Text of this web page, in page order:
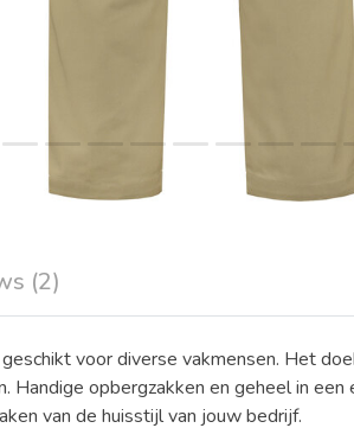
(2)
voor diverse vakmensen. Het
Handige opbergzakken en geheel in een
van de huisstijl van jouw bedrijf.